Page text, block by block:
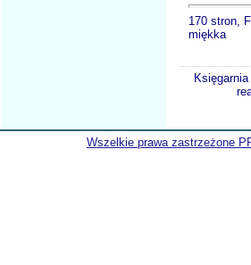
170 stron,
miękka
Wszelkie prawa zastrzeżone